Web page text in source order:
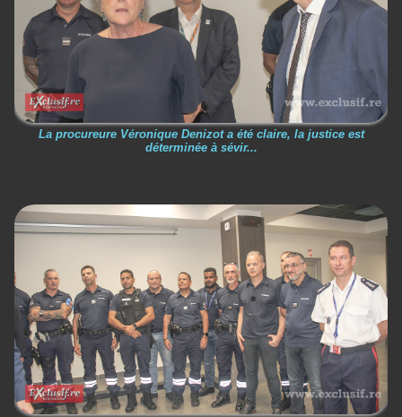
La procureure Véronique Denizot a été claire, la justice est
déterminée à sévir...